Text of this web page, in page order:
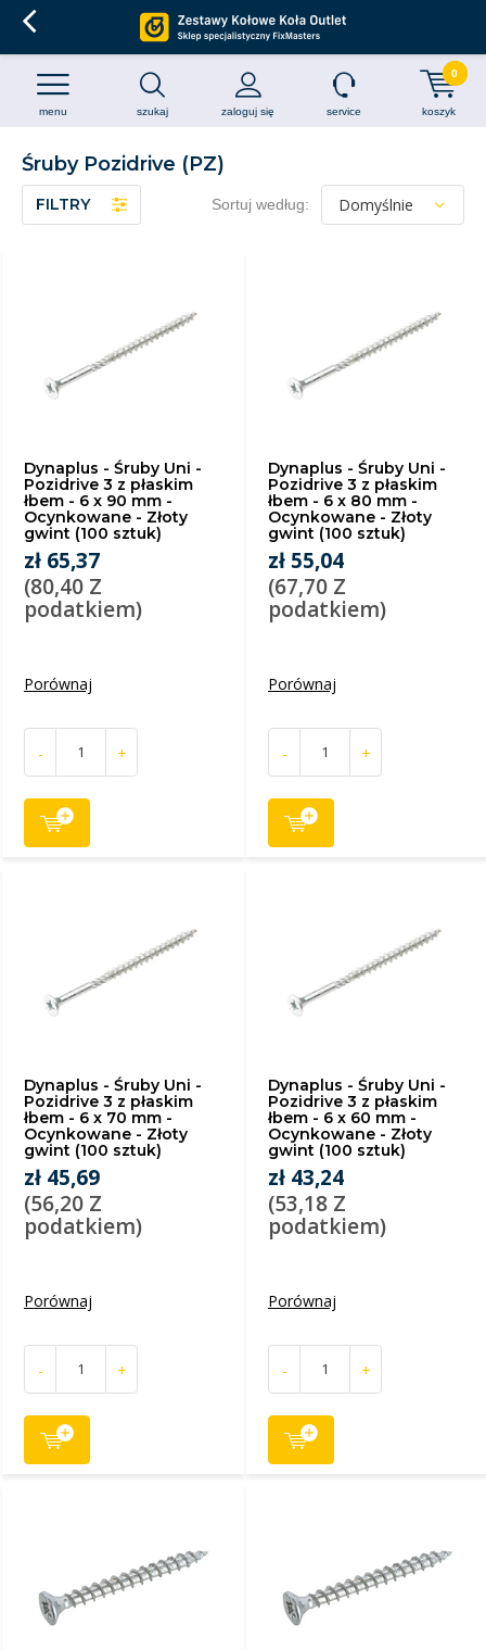
szukaj zaloguj się
menu service koszyk
0
Śruby Pozidrive (PZ)
FILTRY Sortuj według:
Dynaplus - Śruby Uni -
Pozidrive 3 z płaskim
łbem - 6 x 90 mm -
Ocynkowane - Złoty
gwint (100 sztuk)
zł 65,37
(80,40 Z
podatkiem)
Porównaj
- +
Dynaplus - Śruby Uni -
Pozidrive 3 z płaskim
łbem - 6 x 80 mm -
Ocynkowane - Złoty
gwint (100 sztuk)
zł 55,04
(67,70 Z
podatkiem)
Porównaj
- +
Dynaplus - Śruby Uni -
Pozidrive 3 z płaskim
łbem - 6 x 70 mm -
Ocynkowane - Złoty
gwint (100 sztuk)
zł 45,69
(56,20 Z
podatkiem)
Porównaj
- +
Dynaplus - Śruby Uni -
Pozidrive 3 z płaskim
łbem - 6 x 60 mm -
Ocynkowane - Złoty
gwint (100 sztuk)
zł 43,24
(53,18 Z
podatkiem)
Porównaj
- +